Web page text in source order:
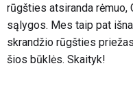
rūgšties atsiranda rėmuo,
sąlygos. Mes taip pat
skrandžio rūgšties
šios būklės. Skaityk!